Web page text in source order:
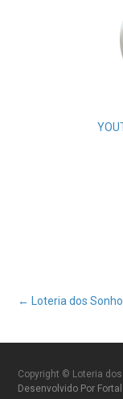
Post
← Loteria dos
Copyright © Loteria
Desenvolvido Por